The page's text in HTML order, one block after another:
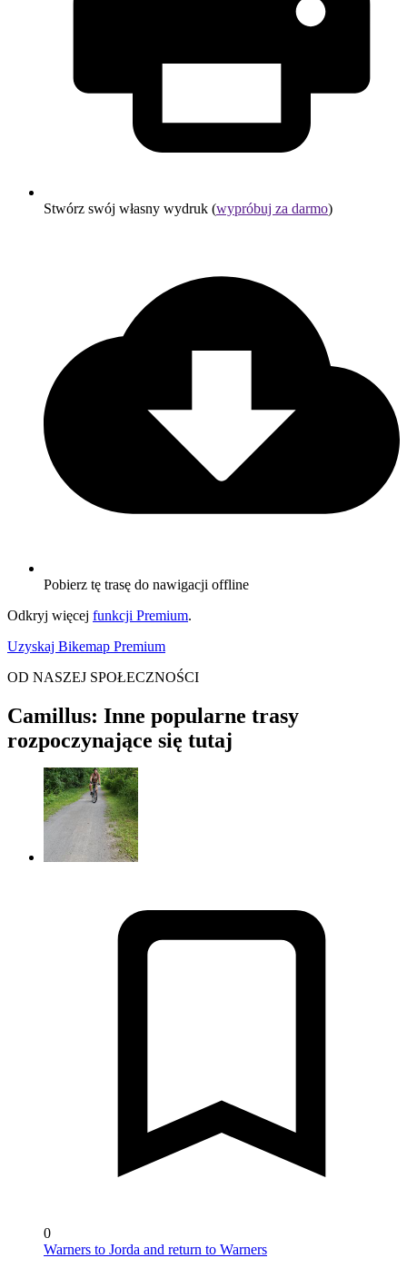
Stwórz swój własny wydruk (wypróbuj za darmo)
Pobierz tę trasę do nawigacji offline
Odkryj więcej funkcji Premium.
Uzyskaj Bikemap Premium
OD NASZEJ SPOŁECZNOŚCI
Camillus: Inne popularne trasy
rozpoczynające się tutaj
0
Warners to Jorda and return to Warners